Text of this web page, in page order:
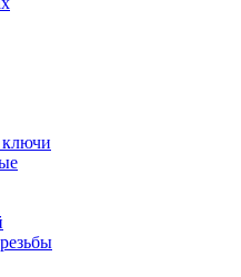
ключи